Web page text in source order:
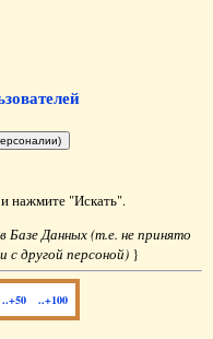
нажмите "Искать".
Базе Данных (т.е. не принято
с другой персоной) }
..+50 ..+100